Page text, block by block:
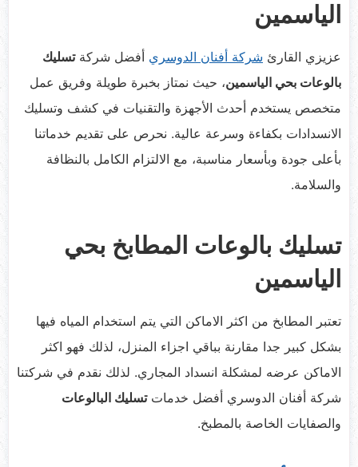
الياسمين
عزيزي القارئ شركة أفنان الدوسري أفضل شركةتسليك
بالوعات بحي الياسمين، حيث نمتاز بخبرة طويلة وفريق عمل
متخصص يستخدم أحدث الأجهزة والتقنيات في كشف وتسليك
الانسدادات بكفاءة وسرعة عالية. نحرص على تقديم خدماتنا
بأعلى جودة وبأسعار مناسبة، مع الالتزام الكامل بالنظافة
والسلامة.
تسليك بالوعات المطابخ بحي
الياسمين
تعتبر المطابخ من اكثر الاماكن التي يتم استخدام المياه فيها
بشكل كبير جدا مقارنة بباقي اجزاء المنزل، لذلك فهو اكثر
الاماكن عرضه لمشكلة انسداد المجاري. لذلك نقدم في شركتنا
شركة أفنان الدوسري أفضل خدماتتسليك البالوعات
والصفايات الخاصة بالمطبخ.